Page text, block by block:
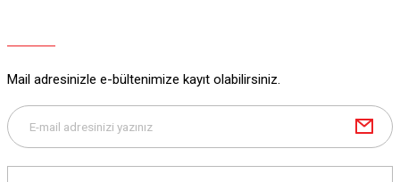
Mail adresinizle e-bültenimize kayıt olabilirsiniz.